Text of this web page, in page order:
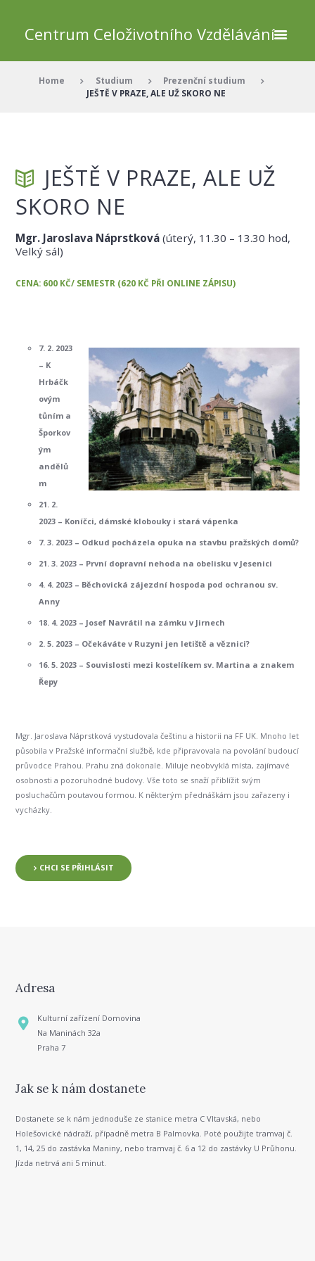
Centrum Celoživotního Vzdělávání
Home Studium
Prezenční studium
JEŠTĚ V PRAZE, ALE UŽ SKORO NE
JEŠTĚ V PRAZE, ALE UŽ
SKORO NE
Mgr. Jaroslava Náprstková (úterý, 11.30 – 13.30 hod,
Velký sál)
CENA: 600 KČ/ SEMESTR (620 KČ PŘI ONLINE ZÁPISU)
7. 2. 2023
– K
Hrbáčk
ovým
tůním a
Šporkov
ým
andělů
m
21. 2.
2023 – Koníčci, dámské klobouky i stará vápenka
7. 3. 2023 – Odkud pocházela opuka na stavbu pražských domů?
21. 3. 2023 – První dopravní nehoda na obelisku v Jesenici
4. 4. 2023 – Běchovická zájezdní hospoda pod ochranou sv.
Anny
18. 4. 2023 – Josef Navrátil na zámku v Jirnech
2. 5. 2023 – Očekáváte v Ruzyni jen letiště a věznici?
16. 5. 2023 – Souvislosti mezi kostelíkem sv. Martina a znakem
Řepy
Mgr. Jaroslava Náprstková vystudovala češtinu a historii na FF UK. Mnoho let
působila v Pražské informační službě, kde připravovala na povolání budoucí
průvodce Prahou. Prahu zná dokonale. Miluje neobvyklá místa, zajímavé
osobnosti a pozoruhodné budovy. Vše toto se snaží přiblížit svým
posluchačům poutavou formou. K některým přednáškám jsou zařazeny i
vycházky.
CHCI SE PŘIHLÁSIT
Adresa
Kulturní zařízení Domovina
Na Maninách 32a
Praha 7
Jak se k nám dostanete
Dostanete se k nám jednoduše ze stanice metra C Vltavská, nebo
Holešovické nádraží, případně metra B Palmovka. Poté použijte tramvaj č.
1, 14, 25 do zastávka Maniny, nebo tramvaj č. 6 a 12 do zastávky U Průhonu.
Jízda netrvá ani 5 minut.